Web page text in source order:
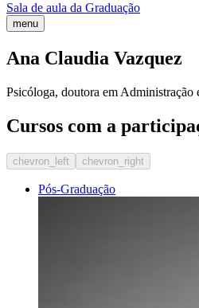
Sala de aula da Graduação
menu
Ana Claudia Vazquez
Psicóloga, doutora em Administração
Cursos com a
chevron_left chevron_right
Pós-Graduação